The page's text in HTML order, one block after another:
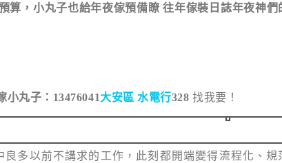
算， 小丸子也給年夜傢預備瞭往年傢裝日誌年夜神們
小丸子：13476041大安區 水電行328找我要！
良多以前不講求的工作，此刻都開端變得流程化、規